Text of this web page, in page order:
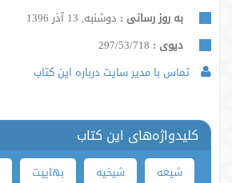
به روز رسانی : دوشنبه, 13 آذر 1396
دیوی : 297/53/718
تماس با مدیر سایت درباره این کتاب
کلیدواژه‌های این کتاب
شیعه شیخیه بهاییت